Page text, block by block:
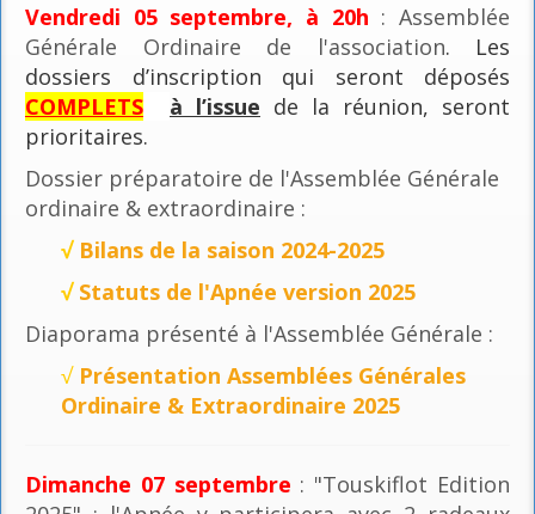
Vendredi 05 septembre, à 20h : Assemblée
Générale Ordinaire de l'association. Les
dossiers d’inscription qui seront déposés
COMPLETS
à l’issue de la réunion, seront
prioritaires.
Dossier préparatoire de l'Assemblée Générale
ordinaire & extraordinaire :
√ Bilans de la saison 2024-2025
√ Statuts de l'Apnée version 2025
Diaporama présenté à l'Assemblée Générale :
√ Présentation Assemblées Générales
Ordinaire & Extraordinaire 2025
Dimanche 07 septembre : "Touskiflot Edition